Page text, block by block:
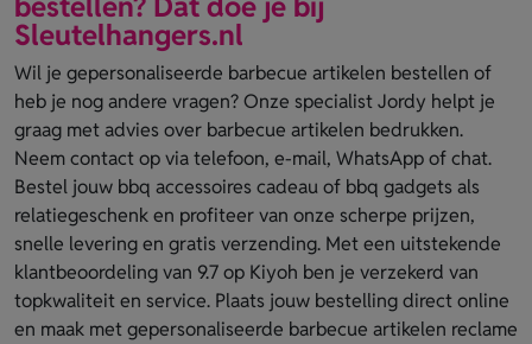
Sleutelhangers.nl
Wil je gepersonaliseerde barbecue artikelen bestellen of
heb je nog andere vragen? Onze specialist Jordy helpt je
graag met advies over barbecue artikelen bedrukken.
Neem contact op via telefoon, e-mail, WhatsApp of chat.
Bestel jouw bbq accessoires cadeau of bbq gadgets als
relatiegeschenk en profiteer van onze scherpe prijzen,
snelle levering en gratis verzending. Met een uitstekende
klantbeoordeling van 9.7 op Kiyoh ben je verzekerd van
topkwaliteit en service. Plaats jouw bestelling direct online
en maak met gepersonaliseerde barbecue artikelen reclame